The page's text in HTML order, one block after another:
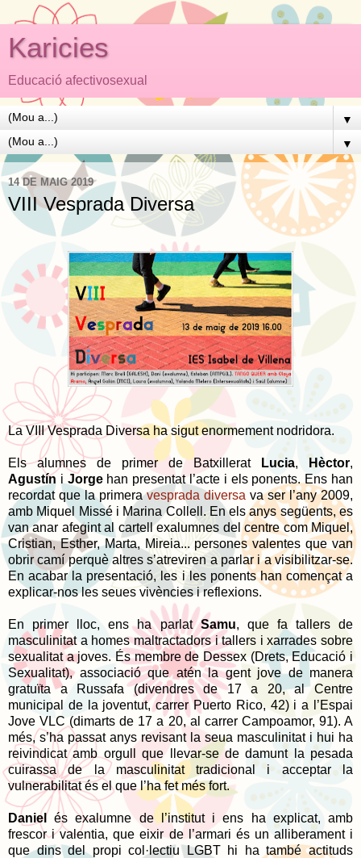
Karicies
Educació afectivosexual
▼
▼
14 DE MAIG 2019
VIII Vesprada Diversa
La VIII Vesprada Diversa ha sigut enormement nodridora.
Els alumnes de primer de Batxillerat Lucia, Hèctor,
Agustín i Jorge han presentat l’acte i els ponents. Ens han
recordat que la primeravesprada diversa va ser l’any 2009,
amb Miquel Missé i Marina Collell. En els anys següents, es
van anar afegint al cartell exalumnes del centre com Miquel,
Cristian, Esther, Marta, Mireia... persones valentes que van
obrir camí perquè altres s’atreviren a parlar i a visibilitzar-se.
En acabar la presentació, les i les ponents han començat a
explicar-nos les seues vivències i reflexions.
En primer lloc, ens ha parlatSamu, que fa tallers de
masculinitat a homes maltractadors i tallers i xarrades sobre
sexualitat a joves. És membre de Dessex (Drets, Educació i
Sexualitat), associació que atén la gent jove de manera
gratuïta a Russafa (divendres de 17 a 20, al Centre
municipal de la joventut, carrer Puerto Rico, 42) i a l’Espai
Jove VLC (dimarts de 17 a 20, al carrer Campoamor, 91). A
més, s’ha passat anys revisant la seua masculinitat i hui ha
reivindicat amb orgull que llevar-se de damunt la pesada
cuirassa de la masculinitat tradicional i acceptar la
vulnerabilitat és el que l’ha fet més fort.
Danielés exalumne de l’institut i ens ha explicat, amb
frescor i valentia, que eixir de l’armari és un alliberament i
que dins del propi col·lectiu LGBT hi ha també actituds